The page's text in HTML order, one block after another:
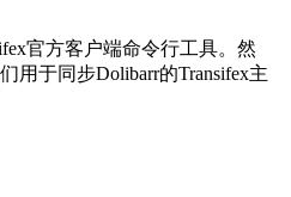
官方客户端命令行工具。然
用于同步Dolibarr的Transifex主